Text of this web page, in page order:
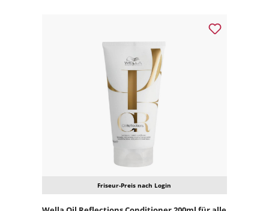
Friseur-Preis nach Login